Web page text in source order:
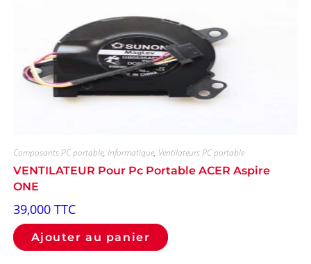
Composants PC portable, Informatique, Ventilateurs PC portable
VENTILATEUR Pour Pc Portable ACER Aspire
ONE
39,000 TTC
Ajouter au panier